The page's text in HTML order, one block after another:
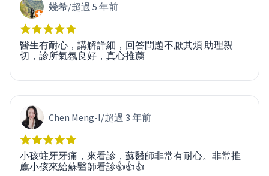
幾希/超過 5 年前
醫生有耐心，講解詳細，回答問題不厭其煩 助理親
切，診所氣氛良好，真心推薦
Chen Meng-I/超過 3 年前
小孩蛀牙牙痛，來看診，蘇醫師非常有耐心。非常推
薦小孩來給蘇醫師看診👍👍👍